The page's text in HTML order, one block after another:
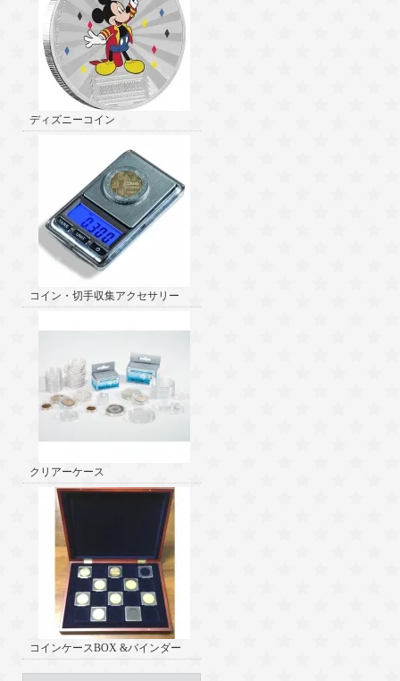
ディズニーコイン
コイン・切手収集アクセサリー
クリアーケース
コインケースBOX &バインダー